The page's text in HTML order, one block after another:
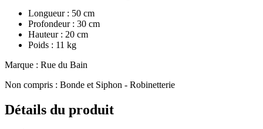
Longueur : 50 cm
Profondeur : 30 cm
Hauteur : 20 cm
Poids : 11 kg
Marque : Rue du Bain
Non compris : Bonde et Siphon - Robinetterie
Détails du produit